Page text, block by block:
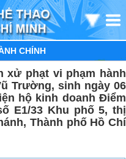
CHÍNH
xử phạt vi phạm hành
Trường, sinh ngày 06
hộ kinh doanh Điểm
E1/33 Khu phố 5, thị
Thành phố Hồ Chí